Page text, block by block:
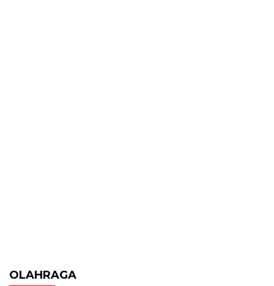
OLAHRAGA